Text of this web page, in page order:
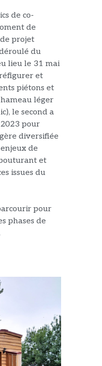
de co-
de
projet
du
lieu le 31 mai
et
piétons et
léger
le second a
pour
diversifiée
de
et
issues du
pour
phases de